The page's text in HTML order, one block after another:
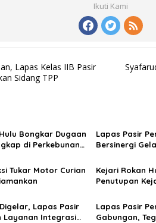
Ikuti Kami
Lapas Kelas IIB Pasir
Sidang TPP
Bongkar Dugaan
di Perkebunan
Lapas Pasir
Bersinergi
Tukar Motor Curian
Kejari Rokan
Penutupan
Lapas Pasir
Layanan Integrasi
Lapas Pasir
Gabungan,